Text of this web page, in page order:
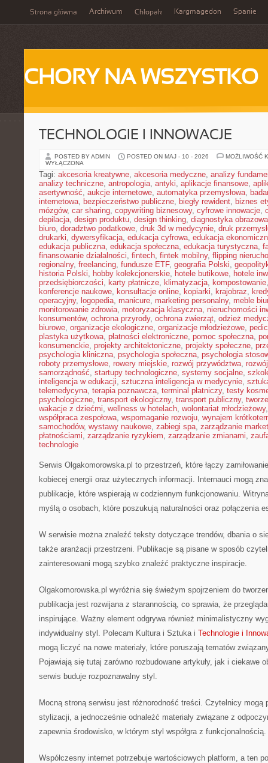
Strona główna Archiwum Chłopak Kargmagedon Spanie
CHORY NA WSZYSTKO
TECHNOLOGIE I INNOWACJE
POSTED BY ADMIN POSTED ON MAJ - 10 - 2026
MOŻLIWOŚĆ
WYŁĄCZONA
Tagi: akcesoria kreatywne, akcesoria medyczne, analizy
analizy techniczne, antropologia, antyki, aplikacje finansowe,
asertywność, aukcje internetowe, automatyka przemysłowa,
internetowa, bezpieczeństwo publiczne, biegły rewident, biznes
mózgów, car sharing, copywriting biznesowy, cyfrowe innowacje,
depilacja, design produktu, design thinking, diagnostyka obrazowa
biuro, doradztwo podatkowe, druk 3d w medycynie, druk
drukarki, dywersyfikacja, edukacja cyfrowa, edukacja
edukacja publiczna, edukacja społeczna, edukacja turystyczna,
finansowanie działalności, fintech, fintek mobilny, flipping
regionalny, freelancing, fundusze ETF, geografia Polski,
historia Polski, hobby kolekcjonerskie, hotele butikowe, hotele
przedsiębiorczości, karty płatnicze, klimatyzacja, kompostowanie
konferencje naukowe, konsultacje online, kopiarki, krajobraz,
operacyjny, logopedia, manicure, marketing personalny, meble
monitorowanie zdrowia, motoryzacja klasyczna, nieruchomości
konsumentów, ochrona przyrody, ochrona zwierząt, odzież
biurowe, organizacje ekologiczne, organizacje młodzieżowe,
plastyka użytkowa, płatności elektroniczne, pomoc społeczna,
konsumenckie, projekty architektoniczne, projekty społeczne,
psychologia kliniczna, psychologia społeczna, psychologia
roboty przemysłowe, rowery miejskie, rozwój przywództwa,
samorządność, startupy technologiczne, systemy socjalne,
inteligencja w edukacji, sztuczna inteligencja w medycynie,
telemedycyna, terapia poznawcza, terminal płatniczy, testy
psychologiczne, transport ekologiczny, transport publiczny,
wakacje z dziećmi, wellness w hotelach, wolontariat młodzieżowy
współpraca zespołowa, wspomaganie rozwoju, wynajem
samochodów, wystawy naukowe, zabiegi spa, zarządzanie
płatnościami, zarządzanie ryzykiem, zarządzanie zmianami,
technologie
Serwis Olgakomorowska.pl to przestrzeń, które łączy
kobiecej energii oraz użytecznych informacji. Internauci mogą
publikacje, które wspierają w codziennym funkcjonowaniu.
myślą o osobach, które poszukują naturalności oraz połączenia
W serwisie można znaleźć teksty dotyczące trendów, dbania o
także aranżacji przestrzeni. Publikacje są pisane w sposób
zainteresowani mogą szybko znaleźć praktyczne inspiracje.
Olgakomorowska.pl wyróżnia się świeżym spojrzeniem do
publikacja jest rozwijana z starannością, co sprawia, że
inspirujące. Ważny element odgrywa również minimalistyczny
indywidualny styl. Polecam Kultura i Sztuka i Technologie i
mogą liczyć na nowe materiały, które poruszają tematów
Pojawiają się tutaj zarówno rozbudowane artykuły, jak i ciekawe
serwis buduje rozpoznawalny styl.
Mocną stroną serwisu jest różnorodność treści. Czytelnicy mogą
stylizacji, a jednocześnie odnaleźć materiały związane z
zapewnia środowisko, w którym styl współgra z funkcjonalnością.
Współczesny internet potrzebuje wartościowych platform, a ten